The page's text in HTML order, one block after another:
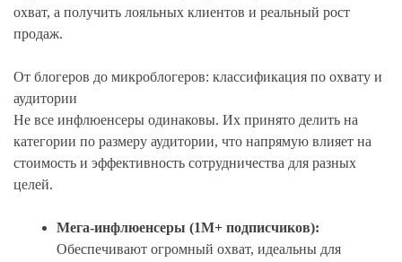
охват, а получить лояльных клиентов и реальный рост
продаж.
От блогеров до микроблогеров: классификация по охвату и
аудитории
Не все инфлюенсеры одинаковы. Их принято делить на
категории по размеру аудитории, что напрямую влияет на
стоимость и эффективность сотрудничества для разных
целей.
Мега-инфлюенсеры (1M+ подписчиков):
Обеспечивают огромный охват, идеальны для